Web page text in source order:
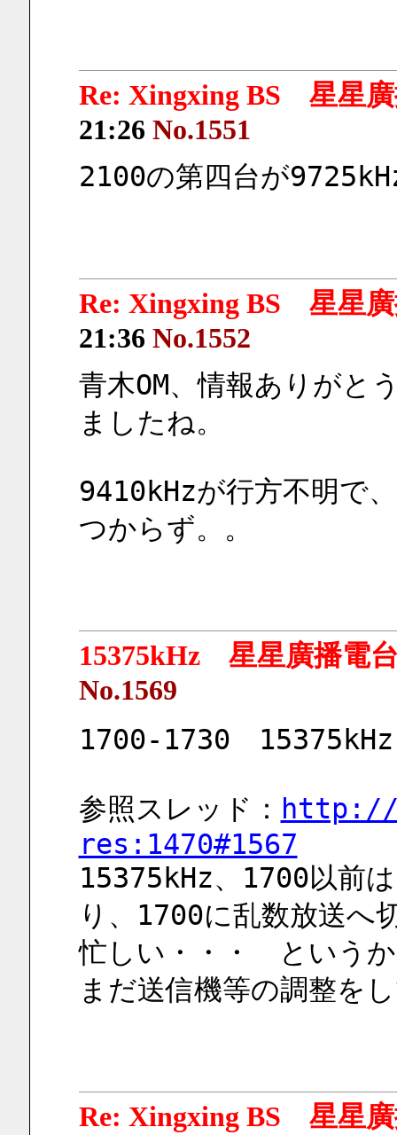
Re: Xingxing BS 星星
21:26 No.1551
2100の第四台が
Re: Xingxing BS 星星
21:36 No.1552
青木OM、情報ありがと
ましたね。
9410kHzが行方不明で
つからず。。
15375kHz 星星廣播電
No.1569
1700-1730　
参照スレッド： http://
res:1470#1567
15375kHz、1700以前
り、1700に乱数放送へ
忙しい・・・　という
まだ送信機等の調整を
Re: Xingxing BS 星星